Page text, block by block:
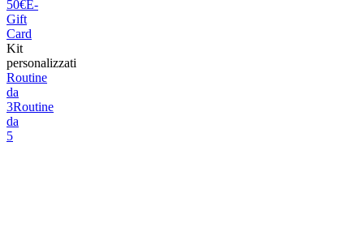
50€E-
Gift
Card
Kit
personalizzati
Routine
da
3Routine
da
5